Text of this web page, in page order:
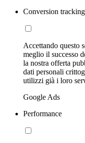
Conversion
Accettando questo
meglio il successo
la nostra offerta
dati personali
utilizzi già i loro
Google Ads
Performance